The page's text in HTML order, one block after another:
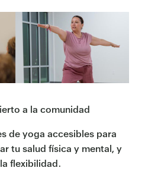
a la comunidad
de yoga accesibles para
tu salud física y mental, y
flexibilidad.